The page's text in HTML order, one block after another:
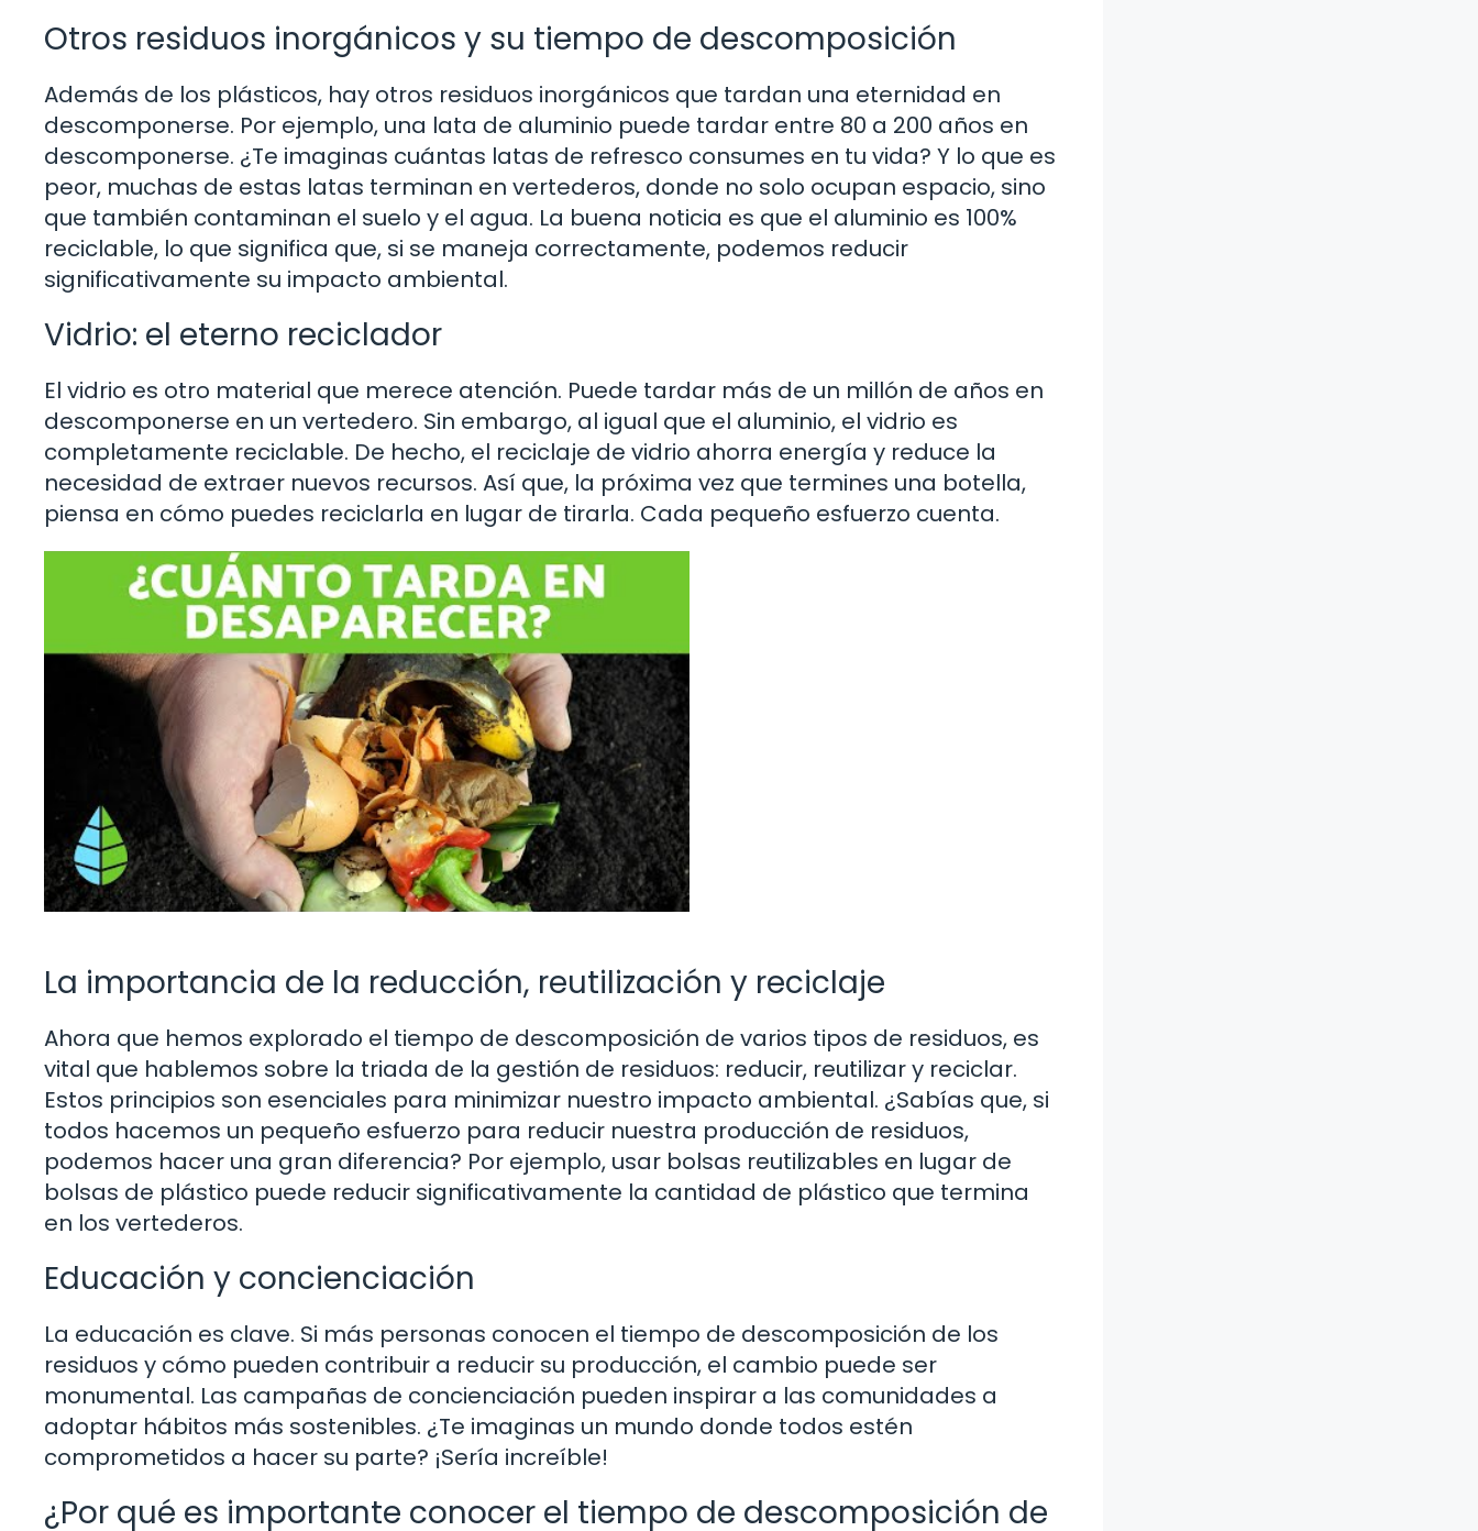
Otros residuos inorgánicos y su tiempo de descomposición
Además de los plásticos, hay otros residuos inorgánicos que tardan una eternidad en
descomponerse. Por ejemplo, una lata de aluminio puede tardar entre 80 a 200 años en
descomponerse. ¿Te imaginas cuántas latas de refresco consumes en tu vida? Y lo que es
peor, muchas de estas latas terminan en vertederos, donde no solo ocupan espacio, sino
que también contaminan el suelo y el agua. La buena noticia es que el aluminio es 100%
reciclable, lo que significa que, si se maneja correctamente, podemos reducir
significativamente su impacto ambiental.
Vidrio: el eterno reciclador
El vidrio es otro material que merece atención. Puede tardar más de un millón de años en
descomponerse en un vertedero. Sin embargo, al igual que el aluminio, el vidrio es
completamente reciclable. De hecho, el reciclaje de vidrio ahorra energía y reduce la
necesidad de extraer nuevos recursos. Así que, la próxima vez que termines una botella,
piensa en cómo puedes reciclarla en lugar de tirarla. Cada pequeño esfuerzo cuenta.
La importancia de la reducción, reutilización y reciclaje
Ahora que hemos explorado el tiempo de descomposición de varios tipos de residuos, es
vital que hablemos sobre la triada de la gestión de residuos: reducir, reutilizar y reciclar.
Estos principios son esenciales para minimizar nuestro impacto ambiental. ¿Sabías que, si
todos hacemos un pequeño esfuerzo para reducir nuestra producción de residuos,
podemos hacer una gran diferencia? Por ejemplo, usar bolsas reutilizables en lugar de
bolsas de plástico puede reducir significativamente la cantidad de plástico que termina
en los vertederos.
Educación y concienciación
La educación es clave. Si más personas conocen el tiempo de descomposición de los
residuos y cómo pueden contribuir a reducir su producción, el cambio puede ser
monumental. Las campañas de concienciación pueden inspirar a las comunidades a
adoptar hábitos más sostenibles. ¿Te imaginas un mundo donde todos estén
comprometidos a hacer su parte? ¡Sería increíble!
¿Por qué es importante conocer el tiempo de descomposición de